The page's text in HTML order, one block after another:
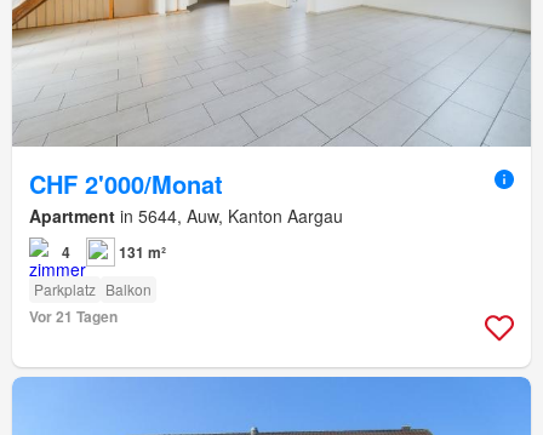
CHF 2'000/Monat
Apartment in 5644, Auw, Kanton Aargau
4 131 m²
Parkplatz Balkon
Vor 21 Tagen